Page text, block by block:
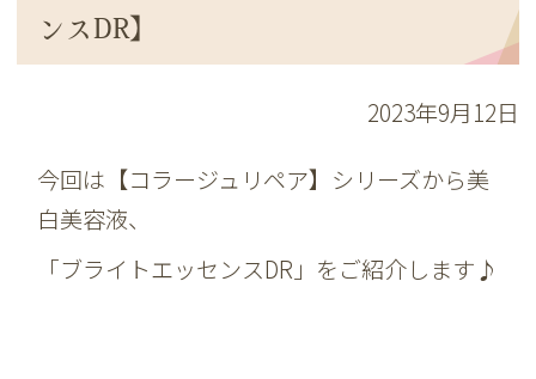
ンスDR】
2023年9月12日
今回は【コラージュリペア】シリーズから美
白美容液、
「ブライトエッセンスDR」をご紹介します♪